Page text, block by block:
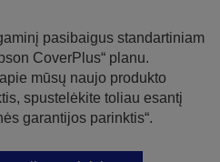
pasibaigus standartiniam
CoverPlus“ planu.
mūsų naujo produkto
spustelėkite toliau esantį
garantijos parinktis“.